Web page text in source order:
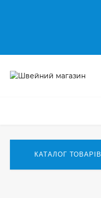
КАТАЛОГ ТОВАРІВ